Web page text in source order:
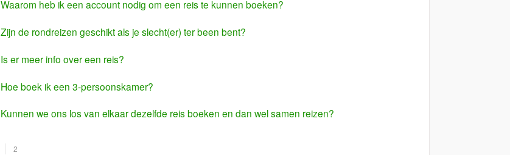
Waarom heb ik een account nodig om een reis te kunnen boeken?
Zijn de rondreizen geschikt als je slecht(er) ter been bent?
Is er meer info over een reis?
Hoe boek ik een 3-persoonskamer?
Kunnen we ons los van elkaar dezelfde reis boeken en dan wel samen reizen?
2